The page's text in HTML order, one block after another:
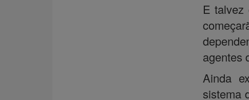
E talvez
agentes
Ainda
sistema